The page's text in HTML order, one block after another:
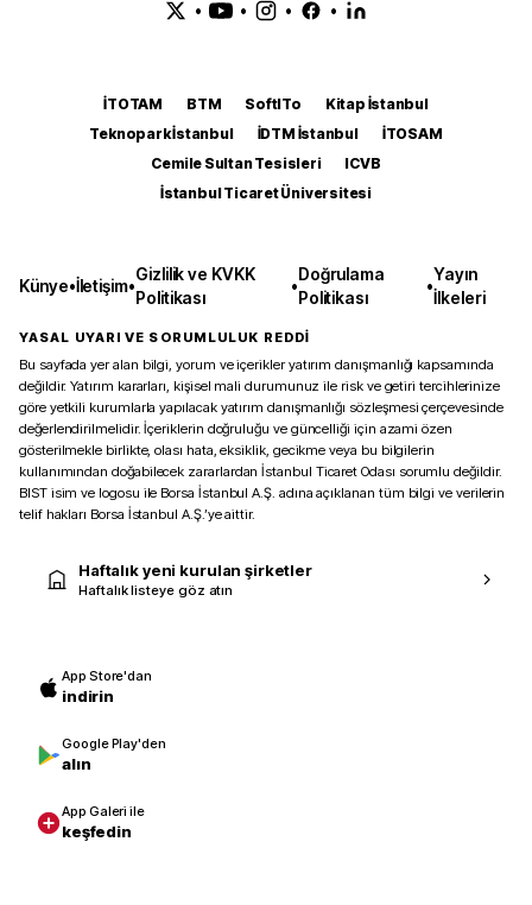
• • • •
İTOTAM BTM SoftITo
Kitap İstanbul
Teknopark İstanbul
İDTM İstanbul
İTOSAM
Cemile Sultan Tesisleri
ICVB
İstanbul Ticaret Üniversitesi
Künye•İletişim•
Gizlilik ve KVKK
Politikası
•
Doğrulama
Politikası
•
Yayın
İlkeleri
YASAL UYARI VE SORUMLULUK REDDİ
Bu sayfada yer alan bilgi, yorum ve içerikler yatırım danışmanlığı kapsamında
değildir. Yatırım kararları, kişisel mali durumunuz ile risk ve getiri tercihlerinize
göre yetkili kurumlarla yapılacak yatırım danışmanlığı sözleşmesi çerçevesinde
değerlendirilmelidir. İçeriklerin doğruluğu ve güncelliği için azami özen
gösterilmekle birlikte, olası hata, eksiklik, gecikme veya bu bilgilerin
kullanımından doğabilecek zararlardan İstanbul Ticaret Odası sorumlu değildir.
BIST isim ve logosu ile Borsa İstanbul A.Ş. adına açıklanan tüm bilgi ve verilerin
telif hakları Borsa İstanbul A.Ş.’ye aittir.
Haftalık yeni kurulan şirketler
Haftalık listeye göz atın
App Store'dan
indirin
Google Play'den
alın
App Galeri ile
keşfedin